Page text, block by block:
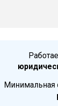
Минимальная